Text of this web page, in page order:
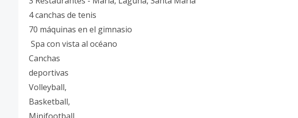
4 canchas de tenis
70 máquinas en el gimnasio
Spa con vista al océano
Canchas
deportivas
Volleyball,
Basketball,